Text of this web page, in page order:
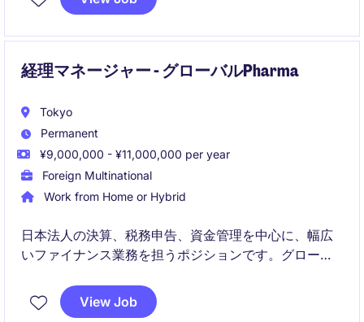
経理マネージャー - グローバルPharma
Tokyo
Permanent
¥9,000,000 - ¥11,000,000 per year
Foreign Multinational
Work from Home or Hybrid
日本法人の決算、税務申告、資金管理を中心に、幅広
いファイナンス業務を担うポジションです。グローバ
援にも携わり、事業運営を支える重要な役割を果たし
ていただきます。
View Job